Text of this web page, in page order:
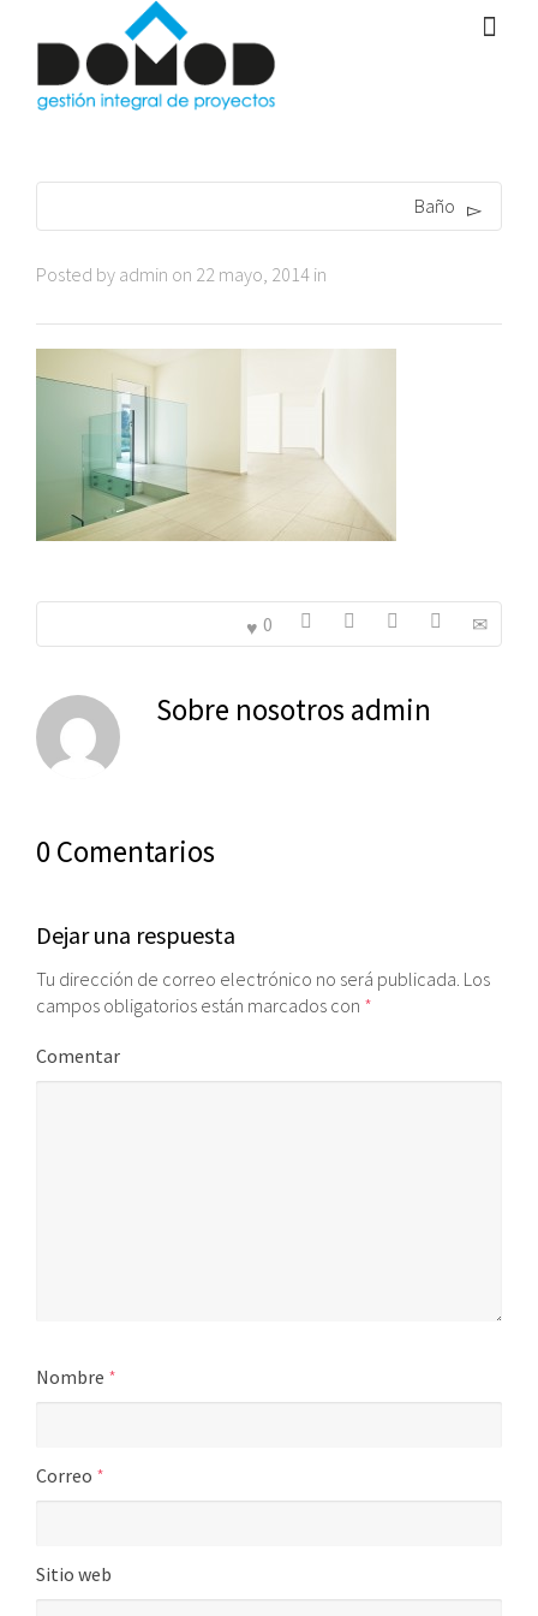
Baño
Posted by admin on 22 mayo, 2014 in
0
Sobre nosotros admin
0 Comentarios
Dejar una respuesta
Tu dirección de correo electrónico no será publicada. Los
campos obligatorios están marcados con *
Comentar
Nombre *
Correo *
Sitio web